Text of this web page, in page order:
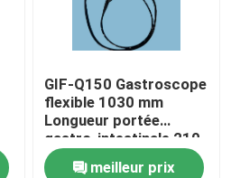
GIF-Q150 Gastroscope
flexible 1030 mm
Longueur portée
gastro-intestinale 210
degrés angulation
meilleur prix